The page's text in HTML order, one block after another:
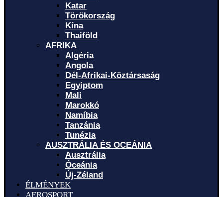
Katar
Törökország
Kína
Thaiföld
AFRIKA
Algéria
Angola
Dél-Afrikai-Köztársaság
Egyiptom
Mali
Marokkó
Namíbia
Tanzánia
Tunézia
AUSZTRÁLIA ÉS OCEÁNIA
Ausztrália
Óceánia
Új-Zéland
ÉLMÉNYEK
AEROSPORT